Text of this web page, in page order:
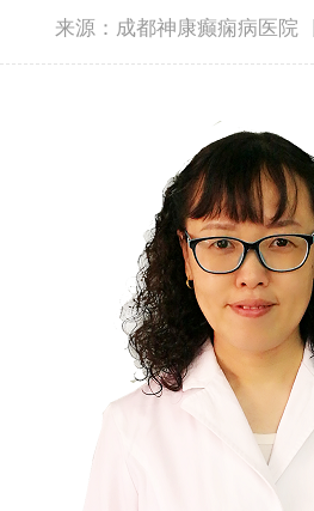
来源：成都神康癫痫病医院